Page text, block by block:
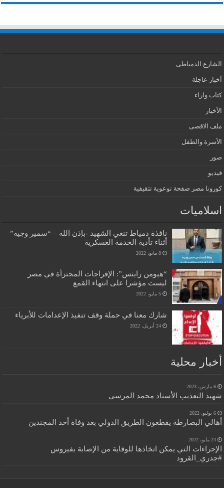
الشارع الدمياطى
أخبار عاجلة
كتاب واراء
الأخبار
ملف الاقصى
الأسرة والطفل
صور
فيديو
كورونا مصر صفحة توعوية تثقيفية
اسلاميات
نافذة دمياط تنعي الشهيد -بإذن الله – “سمير وجيه”
أثناء تأدية الخدمة العسكرية
8 مايو، 2022
“هيومن رايتس”: الإفراجات المجتزأة في مصر
ليست مؤشرا على انتهاء القمع
5 مايو، 2022
شارك معنا في حملة وقف تنفيذ الإعدامات للأبرياء
24 أبريل، 2022
أخبار محلية
6 مارس، 2023
شهيد التعذيب الأستاذ محمد المرسي
6 يوليو، 2022
أهالي البصارطة يقطعون الطريق الدولي بعد وفاة أحد المجندين
23 مايو، 2022
الإجراءات التي يمكن اتخاذها للوقاية من الإصابة بفيروس
#جدري_القرود